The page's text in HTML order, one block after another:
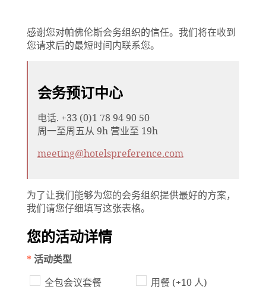
感谢您对帕佛伦斯会务组织的信任。我们将在收到
您请求后的最短时间内联系您。
会务预订中心
电话. +33 (0)1 78 94 90 50
周一至周五从 9h 营业至 19h
meeting@hotelspreference.com
为了让我们能够为您的会务组织提供最好的方案，
我们请您仔细填写这张表格。
您的活动详情
*活动类型
全包会议套餐
用餐 (+10 人)